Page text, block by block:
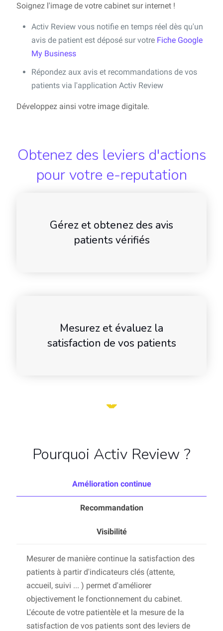
Soignez l'image de votre cabinet sur internet !
Activ Review vous notifie en temps réel dès qu'un
avis de patient est déposé sur votre Fiche Google
My Business
Répondez aux avis et recommandations de vos
patients via l'application Activ Review
Développez ainsi votre image digitale.
Obtenez des leviers d'actions
pour votre e-reputation
Gérez et obtenez des avis
patients vérifiés
Mesurez et évaluez la
satisfaction de vos patients
Pourquoi Activ Review ?
Amélioration continue
Recommandation
Visibilité
Mesurer de manière continue la satisfaction des
patients à partir d'indicateurs clés (attente,
accueil, suivi ... ) permet d'améliorer
objectivement le fonctionnement du cabinet.
L'écoute de votre patientèle et la mesure de la
satisfaction de vos patients sont des leviers de